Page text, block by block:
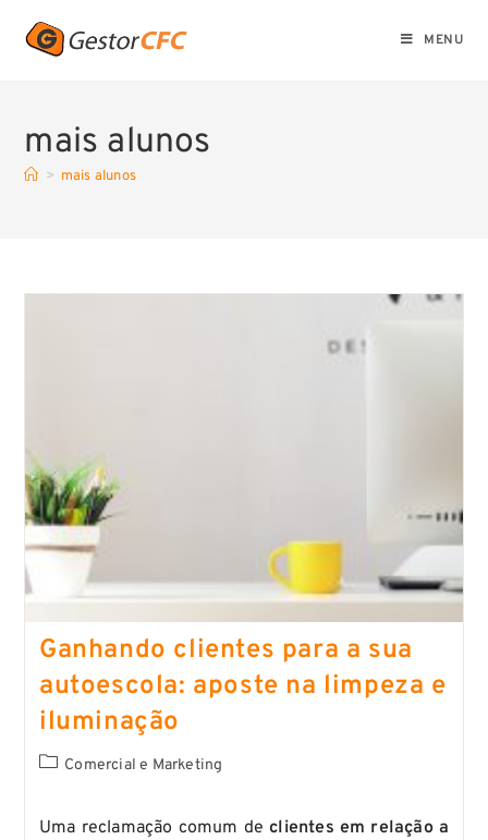
MENU
mais alunos
> mais alunos
Ganhando clientes para a sua
autoescola: aposte na limpeza e
iluminação
Comercial e Marketing
Uma reclamação comum declientes em relação a